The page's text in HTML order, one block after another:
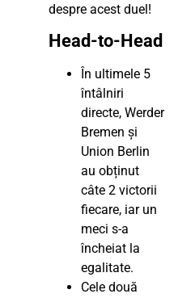
despre acest duel!
Head-to-Head
În ultimele 5
întâlniri
directe, Werder
Bremen și
Union Berlin
au obținut
câte 2 victorii
fiecare, iar un
meci s-a
încheiat la
egalitate.
Cele două